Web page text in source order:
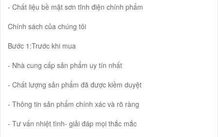
- Chất liệu bề mặt sơn tĩnh điện chính phẩm
Chính sách của chúng tôi
Bước 1:Trước khi mua
- Nhà cung cấp sản phẩm uy tín nhất
- Chất lượng sản phẩm đã được kiềm duyệt
- Thông tin sản phẩm chính xác và rõ ràng
- Tư vấn nhiệt tình- giải đáp mọi thắc mắc